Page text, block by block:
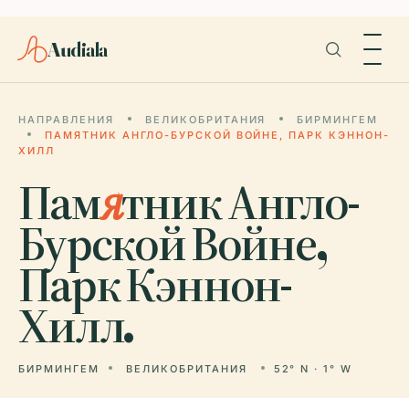
Audiala
НАПРАВЛЕНИЯ ВЕЛИКОБРИТАНИЯ
БИРМИНГЕМ
ПАМЯТНИК АНГЛО-БУРСКОЙ ВОЙНЕ, ПАРК КЭННОН-
ХИЛЛ
Памятник Англо-
Бурской Войне,
Парк Кэннон-
Хилл.
БИРМИНГЕМ ВЕЛИКОБРИТАНИЯ 52° N · 1° W